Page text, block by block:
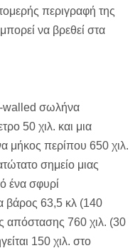
περιγραφή της
να βρεθεί στα
walled σωλήνα
50 χιλ. και μια
μήκος περίπου 650 χιλ.
σημείο μιας
ένα σφυρί
βάρος 63,5 κλ (140
απόστασης 760 χιλ. (30
150 χιλ. στο